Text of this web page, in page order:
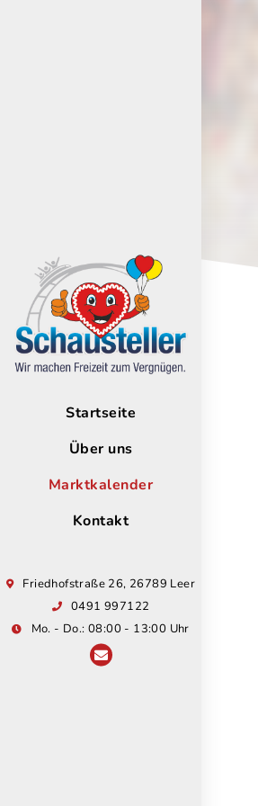
Startseite
Über uns
Marktkalender
Kontakt
Friedhofstraße 26, 26789 Leer
0491 997122
Mo. - Do.: 08:00 - 13:00 Uhr